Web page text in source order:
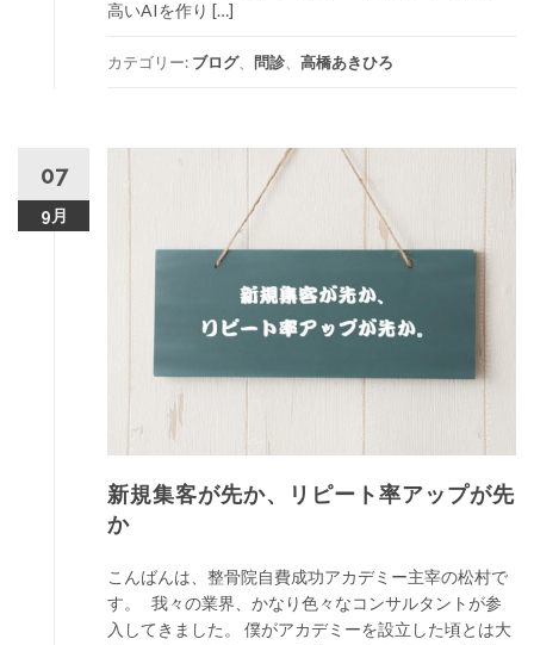
高いAIを作り […]
カテゴリー: ブログ、 問診、 高橋あきひろ
07
9月
新規集客が先か、リピート率アップが先
か
こんばんは、整骨院自費成功アカデミー主宰の松村で
す。 我々の業界、かなり色々なコンサルタントが参
入してきました。 僕がアカデミーを設立した頃とは大